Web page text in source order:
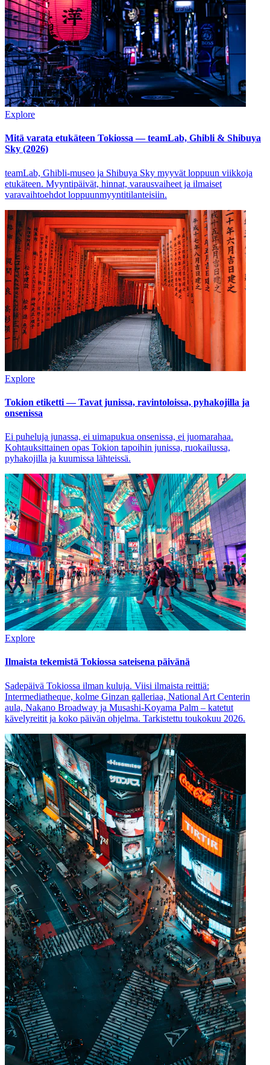
Explore
Mitä varata etukäteen Tokiossa — teamLab, Ghibli & Shibuya
Sky (2026)
teamLab, Ghibli-museo ja Shibuya Sky myyvät loppuun viikkoja
etukäteen. Myyntipäivät, hinnat, varausvaiheet ja ilmaiset
varavaihtoehdot loppuunmyyntitilanteisiin.
Explore
Tokion etiketti — Tavat junissa, ravintoloissa, pyhakojilla ja
onsenissa
Ei puheluja junassa, ei uimapukua onsenissa, ei juomarahaa.
Kohtauksittainen opas Tokion tapoihin junissa, ruokailussa,
pyhakojilla ja kuumissa lähteissä.
Explore
Ilmaista tekemistä Tokiossa sateisena päivänä
Sadepäivä Tokiossa ilman kuluja. Viisi ilmaista reittiä:
Intermediatheque, kolme Ginzan galleriaa, National Art Centerin
aula, Nakano Broadway ja Musashi-Koyama Palm – katetut
kävelyreitit ja koko päivän ohjelma. Tarkistettu toukokuu 2026.